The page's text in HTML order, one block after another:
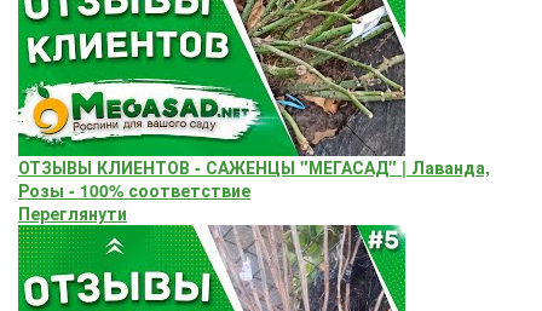
ОТЗЫВЫ КЛИЕНТОВ - САЖЕНЦЫ "МЕГАСАД" | Лаванда,
Розы - 100% соответствие
Переглянути